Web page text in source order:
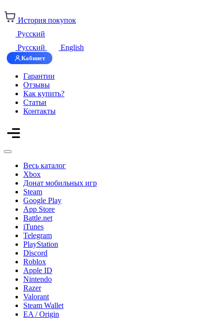
История покупок
Русский
Русский
English
Кабинет
Гарантии
Отзывы
Как купить?
Статьи
Контакты
Весь каталог
Xbox
Донат мобильных игр
Steam
Google Play
App Store
Battle.net
iTunes
Telegram
PlayStation
Discord
Roblox
Apple ID
Nintendo
Razer
Valorant
Steam Wallet
EA / Origin